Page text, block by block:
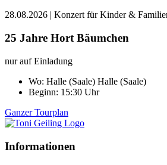
28.08.2026 | Konzert für Kinder &
25 Jahre Hort Bäumchen
nur auf Einladung
Wo: Halle (Saale) Halle (Saale)
Beginn: 15:30 Uhr
Ganzer Tourplan
Informationen